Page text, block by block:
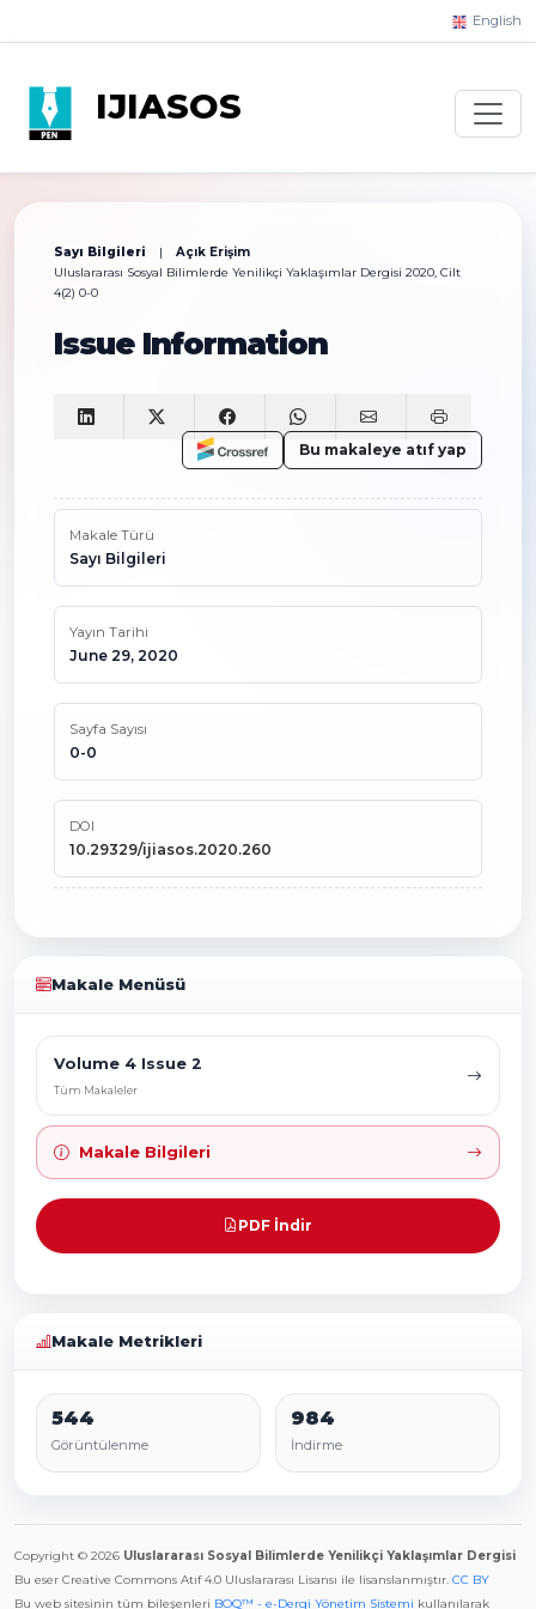
English
IJIASOS
Sayı Bilgileri |
Açık Erişim
Uluslararası Sosyal Bilimlerde Yenilikçi Yaklaşımlar Dergisi 2020, Cilt
4(2) 0-0
Issue Information
Bu makaleye atıf yap
Makale Türü
Sayı Bilgileri
Yayın Tarihi
June 29, 2020
Sayfa Sayısı
0-0
DOI
10.29329/ijiasos.2020.260
Makale Menüsü
Volume 4 Issue 2
Tüm Makaleler
Makale Bilgileri
PDF İndir
Makale Metrikleri
544
Görüntülenme
984
İndirme
Copyright © 2026 Uluslararası Sosyal Bilimlerde Yenilikçi Yaklaşımlar Dergisi
Bu eser Creative Commons Atıf 4.0 Uluslararası Lisansı ile lisanslanmıştır. CC BY
Bu web sitesinin tüm bileşenleri BOQ™ - e-Dergi Yönetim Sistemi kullanılarak